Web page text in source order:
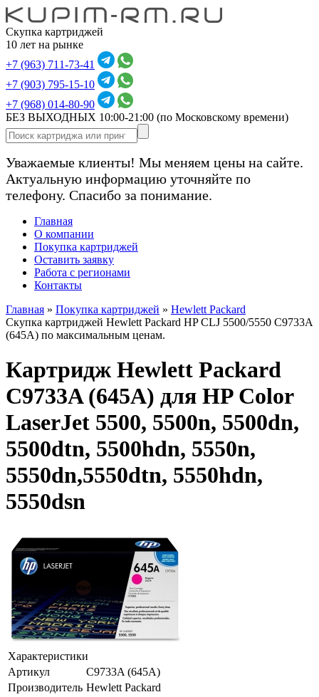
Скупка картриджей
10 лет на рынке
+7 (963) 711-73-41
+7 (903) 795-15-10
+7 (968) 014-80-90
БЕЗ ВЫХОДНЫХ 10:00-21:00 (по Московскому времени)
Уважаемые клиенты! Мы меняем цены на сайте.
Актуальную информацию уточняйте по
телефону. Спасибо за понимание.
Главная
О компании
Покупка картриджей
Оставить заявку
Работа с регионами
Контакты
Главная » Покупка картриджей » Hewlett Packard
Скупка картриджей Hewlett Packard HP CLJ 5500/5550 C9733A
(645A) по максимальным ценам.
Картридж Hewlett Packard
C9733A (645A) для HP Color
LaserJet 5500, 5500n, 5500dn,
5500dtn, 5500hdn, 5550n,
5550dn,5550dtn, 5550hdn,
5550dsn
Характеристики
Артикул
C9733A (645A)
Производитель Hewlett Packard